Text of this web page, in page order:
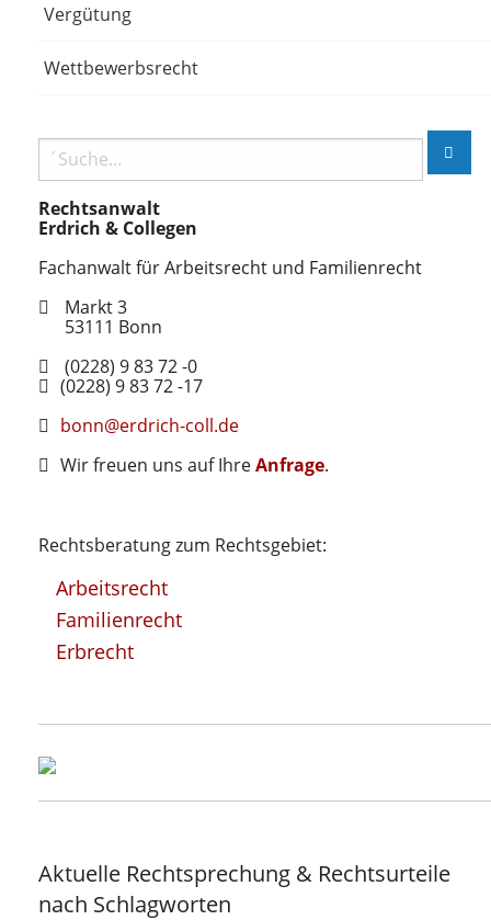
Vergütung
Wettbewerbsrecht
Rechtsanwalt
Erdrich & Collegen
Fachanwalt für Arbeitsrecht und Familienrecht
Markt 3
53111 Bonn
(0228) 9 83 72 -0
(0228) 9 83 72 -17
bonn@erdrich-coll.de
Wir freuen uns auf IhreAnfrage.
Rechtsberatung zum Rechtsgebiet:
Arbeitsrecht
Familienrecht
Erbrecht
Aktuelle Rechtsprechung & Rechtsurteile
nach Schlagworten